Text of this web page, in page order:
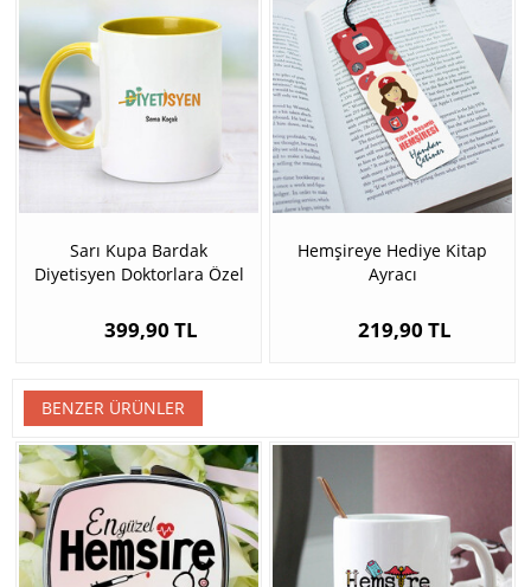
Sarı Kupa Bardak
Diyetisyen Doktorlara Özel
399,90 TL
Hemşireye Hediye Kitap
Ayracı
219,90 TL
BENZER ÜRÜNLER